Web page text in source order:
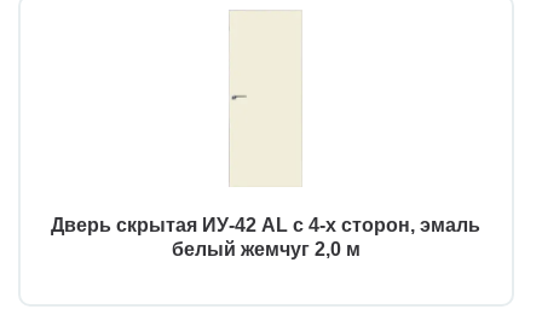
Дверь скрытая ИУ-42 AL с 4-х сторон, эмаль
белый жемчуг 2,0 м